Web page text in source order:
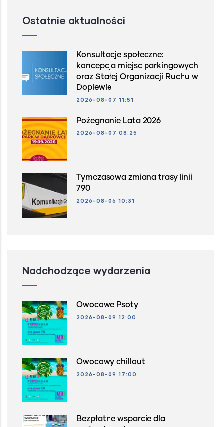
Ostatnie aktualności
Konsultacje społeczne:
koncepcja miejsc parkingowych
oraz Stałej Organizacji Ruchu w
Dopiewie
2026-08-07 11:51
Pożegnanie Lata 2026
2026-08-07 08:25
Tymczasowa zmiana trasy linii
790
2026-08-06 10:31
Nadchodzące wydarzenia
Owocowe Psoty
2026-08-09 12:00
Owocowy chillout
2026-08-09 17:00
Bezpłatne wsparcie dla